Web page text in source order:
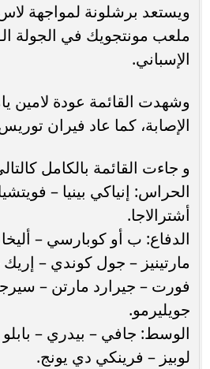
ويستعد برشلونة لمواجهة
الإسباني.
وشهدت القائمة عودة لامين
الإصابة، كما عاد فيران
و جاءت القائمة بالكامل
الحراس: إنياكي بينيا –
أشترالاجا.
الدفاع: ب أو كوبارسي –
مارتينيز – جول كوندي – إريك
فورت – جيرارد مارتن –
جويليرمو.
الوسط: جافي – بيدري –
لوبيز – فرينكي دي يونج.